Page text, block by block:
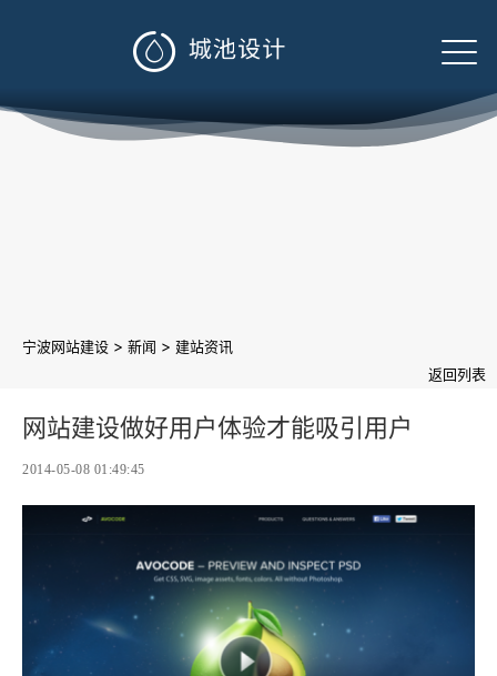

宁波网站建设 > 新闻 > 建站资讯
返回列表
网站建设做好用户体验才能吸引用户
2014-05-08 01:49:45